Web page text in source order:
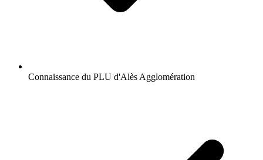
Connaissance du PLU d'Alès Agglomération